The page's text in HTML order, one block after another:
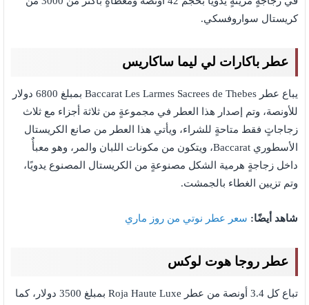
كريستال سواروفسكي.
عطر باكارات لي ليما ساكاريس
يباع عطر Baccarat Les Larmes Sacrees de Thebes بمبلغ 6800 دولار
للأونصة، وتم إصدار هذا العطر في مجموعةٍ من ثلاثة أجزاء مع ثلاث
زجاجاتٍ فقط متاحةٍ للشراء، ويأتي هذا العطر من صانع الكريستال
الأسطوري Baccarat، ويتكون من مكونات اللبان والمر، وهو معبأٌ
داخل زجاجةٍ هرمية الشكل مصنوعةٍ من الكريستال المصنوع يدويًا،
وتم تزيين الغطاء بالجمشت.
شاهد أيضًا: سعر عطر نوتي من روز ماري
عطر روجا هوت لوكس
تباع كل 3.4 أونصة من عطر Roja Haute Luxe بمبلغ 3500 دولار، كما